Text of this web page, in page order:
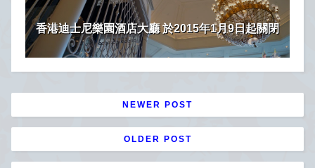
香港迪士尼樂園酒店大廳 於2015年1月9日起關閉
NEWER POST
OLDER POST